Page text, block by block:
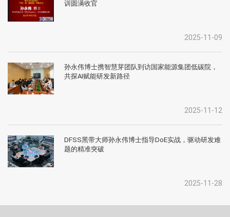
训圆满收官
2025-11-09
孙永伟博士携智慧芽团队到访国家能源集团低碳院，
共探AI赋能研发新路径
2025-11-12
DFSS黑带大师孙永伟博士指导DoE实战，驱动研发难
题的精准突破
2025-11-28